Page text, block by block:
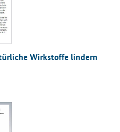
Wirkstoffe lindern